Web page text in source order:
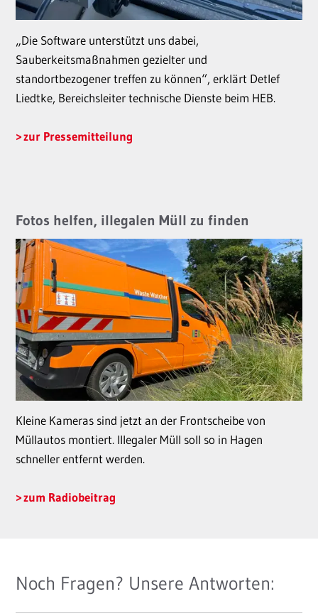
„Die Software unterstützt uns dabei,
Sauberkeitsmaßnahmen gezielter und
standortbezogener treffen zu können“, erklärt Detlef
Liedtke, Bereichsleiter technische Dienste beim HEB.
zur Pressemitteilung
Fotos helfen, illegalen Müll zu finden
Kleine Kameras sind jetzt an der Frontscheibe von
Müllautos montiert. Illegaler Müll soll so in Hagen
schneller entfernt werden.
zum Radiobeitrag
Noch Fragen? Unsere Antworten: